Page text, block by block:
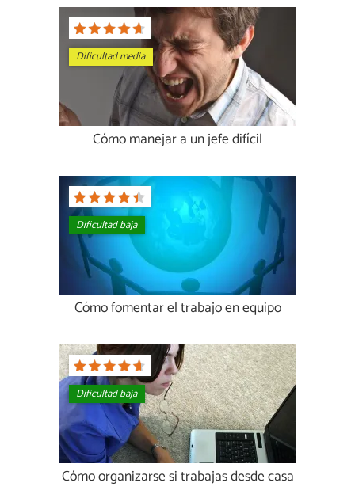
Dificultad media
Cómo manejar a un jefe difícil
Dificultad baja
Cómo fomentar el trabajo en equipo
Dificultad baja
Cómo organizarse si trabajas desde casa